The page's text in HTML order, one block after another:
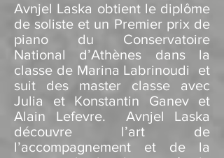
Avnjel Laska obtient le diplôme
de soliste et un Premier prix de
piano du Conservatoire
National d’Athènes dans la
classe de Marina Labrinoudi et
suit des master classe avec
Julia et Konstantin Ganev et
Alain Lefevre. Avnjel Laska
découvre l’art de
l’accompagnement et de la